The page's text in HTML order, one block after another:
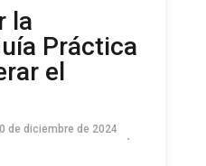
la
Práctica
el
de diciembre de 2024